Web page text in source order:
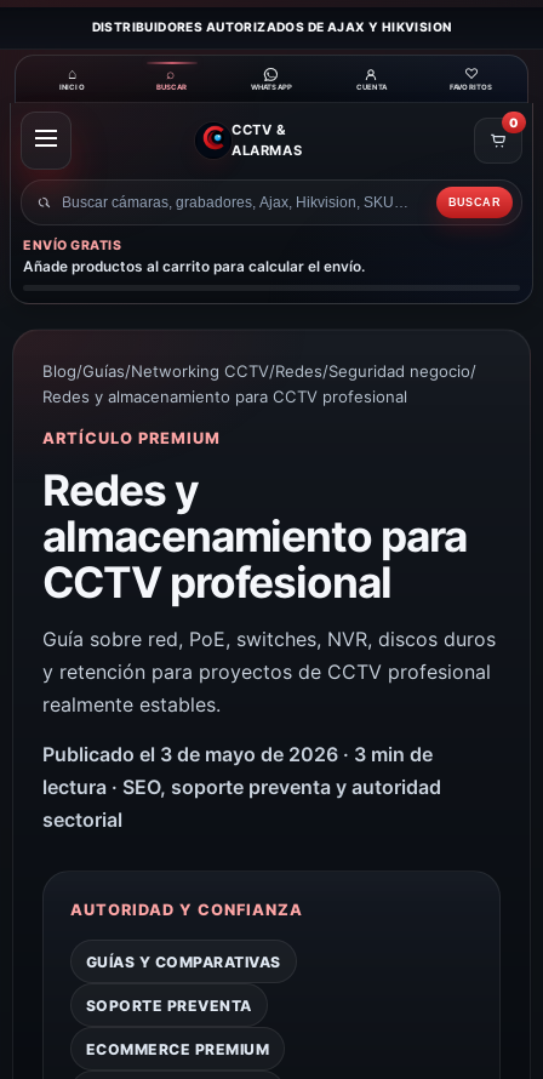
DISTRIBUIDORES AUTORIZADOS DE AJAX Y HIKVISION
⌂
INICIO
⌕
BUSCAR WHATSAPP CUENTA
♡
FAVORITOS
ABRIR
MENÚ
CCTV &
ALARMAS
Buscar
productos
BUSCAR
0
ENVÍO GRATIS
Añade productos al carrito para calcular el envío.
Blog/Guías/Networking CCTV/Redes/Seguridad negocio/
Redes y almacenamiento para CCTV profesional
ARTÍCULO PREMIUM
Redes y
almacenamiento para
CCTV profesional
Guía sobre red, PoE, switches, NVR, discos duros
y retención para proyectos de CCTV profesional
realmente estables.
Publicado el 3 de mayo de 2026 · 3 min de
lectura · SEO, soporte preventa y autoridad
sectorial
AUTORIDAD Y CONFIANZA
GUÍAS Y COMPARATIVAS
SOPORTE PREVENTA
ECOMMERCE PREMIUM